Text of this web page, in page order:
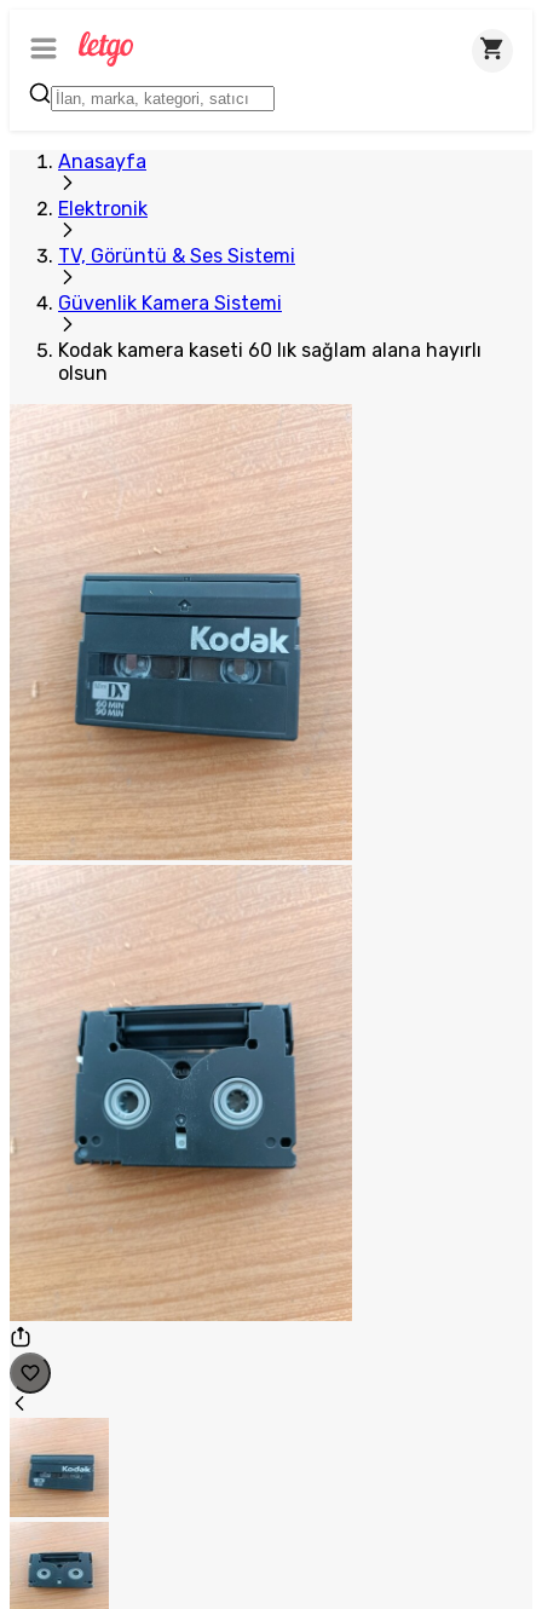
Anasayfa
Elektronik
TV, Görüntü & Ses Sistemi
Güvenlik Kamera Sistemi
Kodak kamera kaseti 60 lık sağlam alana hayırlı
olsun